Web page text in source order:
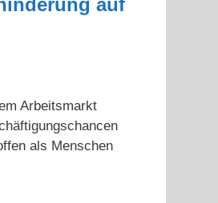
auf
Arbeitsmarkt
als Menschen